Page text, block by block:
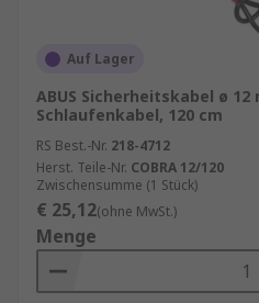
Auf Lager
ABUS Sicherheitskabel ø 12
Schlaufenkabel, 120 cm
RS Best.-Nr. 218-4712
Herst. Teile-Nr. COBRA 12/120
Zwischensumme (1 Stück)
€ 25,12(ohne MwSt.)
Menge